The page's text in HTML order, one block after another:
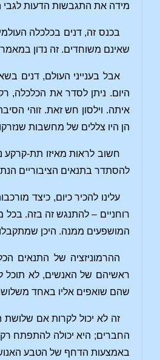
מידה את התגבשות הדעות לגבי
בכנס זה, דנים בכלכלה
שאינם משוחדים. זה נדון
אבל בענייני העולם, דנים
היום. ניתן לסדר את הכלכלה,
הן היו צללים של מחשבות
חשוב לראות מאיזו תת-קרקע
להסתדר בתנאים הציבוריים
עלינו להכיר כיום, כיצד
רוחניים – להתנגש זה בזה. בכל
המושפעים ממנה. היכן
ההרמוניזציה של התנאים
ראשיהם של האנשים, לא תוכל
שהם שואפים אליו באחד
זה לא יכול לקרות אם
החברים; היא יכולה להתפתח
באמצעות הדחף של הטבע